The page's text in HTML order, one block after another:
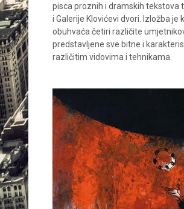
pisca proznih i dramskih tekstova
i Galerije Klovićevi dvori. Izložba
obuhvaća četiri različite
predstavljene sve bitne i
različitim vidovima i tehnikama.